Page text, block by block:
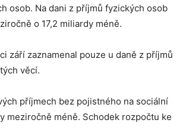
osob. Na dani z příjmů fyzických osob
o 17,2 miliardy méně.
září zaznamenal pouze u daně z příjmů
věcí.
příjmech bez pojistného na sociální
meziročně méně. Schodek rozpočtu ke